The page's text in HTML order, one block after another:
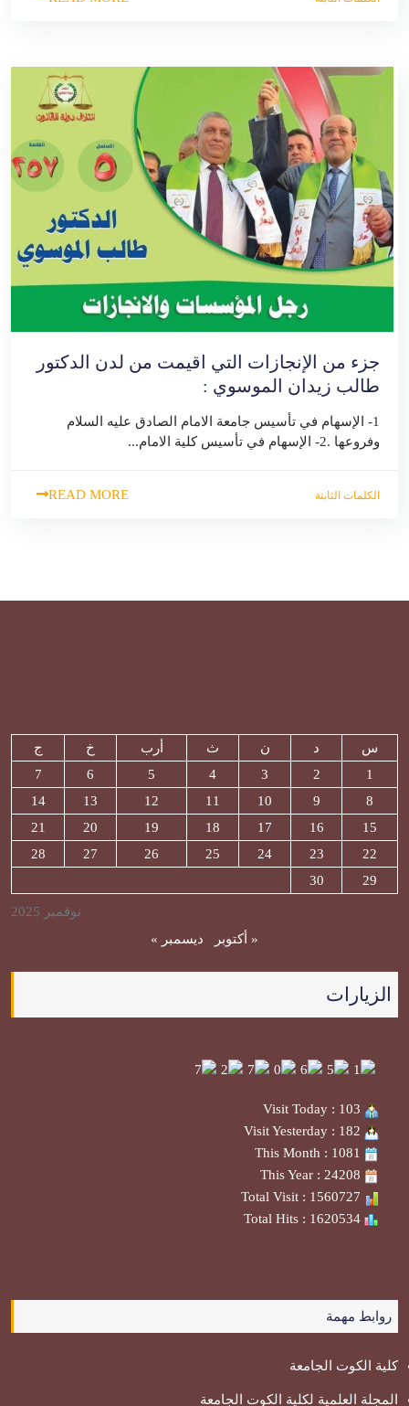
جزء من الإنجازات التي اقيمت من لدن الدكتور
طالب زيدان الموسوي :
1- الإسهام في تأسيس جامعة الامام الصادق عليه السلام
وفروعها .2- الإسهام في تأسيس كلية الامام...
الكلمات الثابتة READ MORE
نوفمبر 2025
س د ن ث أرب خ
ج
1
2
3
4
5
6
7
8
9
10
11
12
13
14
15
16
17
18
19
20
21
22
23
24
25
26
27
28
29
30
« أكتوبر ديسمبر »
الزيارات
روابط مهمة
كلية الكوت الجامعة
المجلة العلمية لكلية الكوت الجامعة